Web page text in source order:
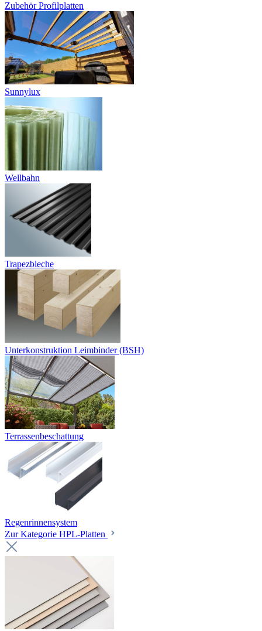
Zubehör Profilplatten
Sunnylux
Wellbahn
Trapezbleche
Unterkonstruktion Leimbinder (BSH)
Terrassenbeschattung
Regenrinnensystem
Zur Kategorie HPL-Platten